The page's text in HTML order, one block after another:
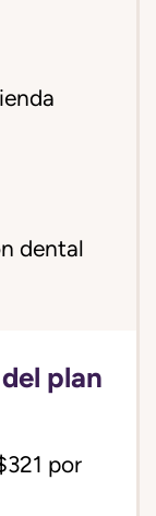
dental
plan
por